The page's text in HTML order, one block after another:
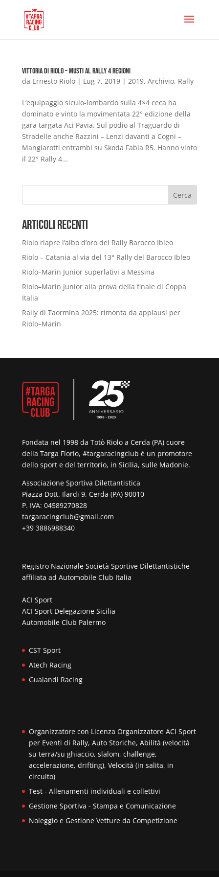
Vittoria di Riolo – Musti al Rally 4 Regioni
da Ernesto Riolo| Lug 7, 2019| 2019, Archivio, Rally
L’equipaggio siculo-lombardo sulla 4×4 ceca ha
dominato e vinto la movimentata 22° edizione della
gara targata Aci Pavia. Sul podio al Traguardo di
Stradelle anche Razzini – Lenzi davanti a Cogni –
Mangiarotti entrambi su Skoda Fabia R5. Hanno vinto
il 22° Rally 4...
Cerca
Articoli Recenti
Riolo riapre l’albo d’oro del Rally Barocco Ibleo
Riolo – Catania al via del 13° Rally del Barocco Ibleo
Riolo–Marin Junior superlativi a Messina
Riolo–Marin Junior alla prova della finale di Coppa
Italia
Rally di Taormina 2025: rimonta da applausi per
Riolo–Marin
Fondata nel 1998 da Totò Riolo a Cerda (PA) cuore
della Targa Florio, #targaracingclub è un promotore
dello sport e del territorio, in Sicilia, sulle Madonie.
Associazione Sportiva Dilettantistica
Piazza Dott. Ilardi 9, Cerda (PA) 90010
P. IVA: 04589270828
targaracingclub@gmail.com
+39 3886988340
Registro Nazionale Società Sportive Dilettantistiche
affiliata ad Automobile Club Italia
ACI Sport
ACI Sport Delegazione Sicilia
Automobile Club Palermo
CST Sport
Atech Racing
Gualandi Racing
Organizzatore con Licenza Organizzatore ACI Sport
per Eventi di Rally, Auto Storiche, Abilità (velocità
su terra/su ghiaccio, slalom, challenge,
accelerazione, drifting), Velocità (in salita, in
circuito)
Test - Allenamenti individuali e collettivi
Gestione Sportiva - Stampa e Comunicazione
Noleggio e Gestione Vetture da Competizione